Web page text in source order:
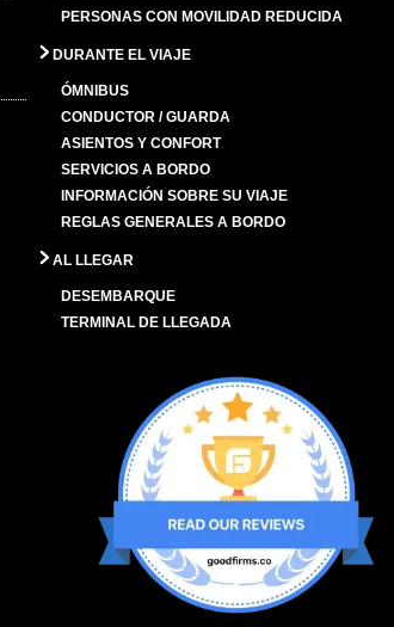
PERSONAS CON MOVILIDAD REDUCIDA
DURANTE EL VIAJE
ÓMNIBUS
CONDUCTOR / GUARDA
ASIENTOS Y CONFORT
SERVICIOS A BORDO
INFORMACIÓN SOBRE SU VIAJE
REGLAS GENERALES A BORDO
AL LLEGAR
DESEMBARQUE
TERMINAL DE LLEGADA